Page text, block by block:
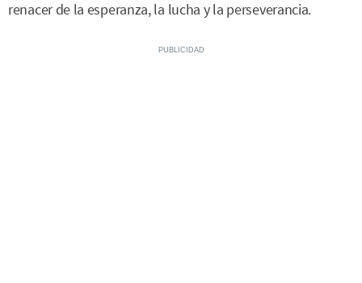
renacer de la esperanza, la lucha y la perseverancia.